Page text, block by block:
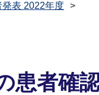
発表 2022年度
患者確